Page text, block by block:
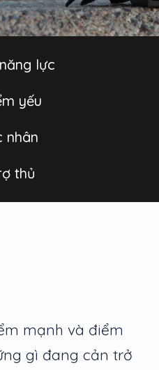
lực
yếu
nhân
thủ
mạnh và điểm
gì đang cản trở